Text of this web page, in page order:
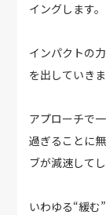
イングします。
インパクトの
を出していきま
アプローチで
過ぎることに
ブが減速して
いわゆる“緩む